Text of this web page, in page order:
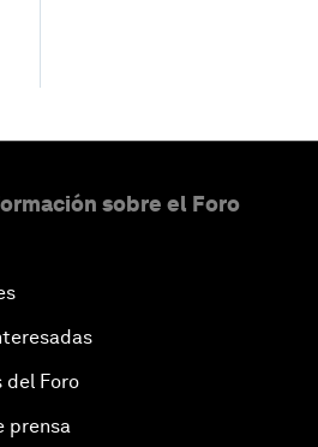
sobre el Foro
del Foro
prensa